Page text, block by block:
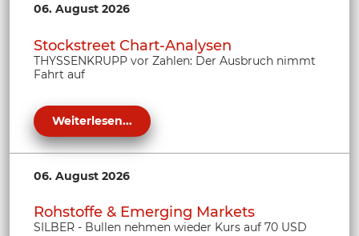
06. August 2026
Stockstreet Chart-Analysen
THYSSENKRUPP vor Zahlen: Der Ausbruch nimmt
Fahrt auf
Weiterlesen...
06. August 2026
Rohstoffe & Emerging Markets
SILBER - Bullen nehmen wieder Kurs auf 70 USD